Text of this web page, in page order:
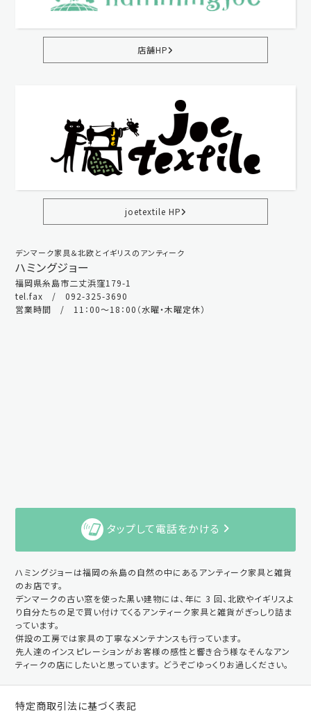
店舗HP
joetextile HP
デンマーク家具＆北欧とイギリスのアンティーク
ハミングジョー
福岡県糸島市二丈浜窪179-1
tel.fax / 092-325-3690
営業時間 / 11：00～18：00（水曜・木曜定休）
タップして電話をかける
ハミングジョーは福岡の糸島の自然の中にあるアンティーク家具と雑貨
のお店です。
デンマークの古い窓を使った黒い建物には、年に 3 回、北欧やイギリスよ
り自分たちの足で買い付けてくるアンティーク家具と雑貨がぎっしり詰ま
っています。
併設の工房では家具の丁寧なメンテナンスも行っています。
先人達のインスピレーションがお客様の感性と響き合う様なそんなアン
ティークの店にしたいと思っています。 どうぞごゆっくりお過しください。
特定商取引法に基づく表記